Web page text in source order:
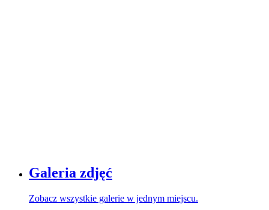
Galeria zdjęć
Zobacz wszystkie galerie w jednym miejscu.